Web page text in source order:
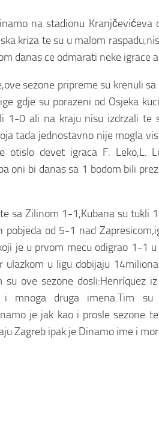
na stadionu
kriza te su u malom
danas ce odmarati neke igrace
sezone pripreme su krenuli
gdje su porazeni od Osjeka
1-0 ali na kraju nisu izdrzali
tada jednostavno nije mogla
devet igraca F. Leko,L.
oni bi danas sa 1 bodom bili
sa Zilinom 1-1,Kubana su tukli
od 5-1 nad
je u prvom mecu odigrao 1-1
u ligu dobijaju
ove sezone dosli:Henríquez
i mnoga druga imena.Tim
je jak kao i prosle sezone
Zagreb ipak je Dinamo ime i